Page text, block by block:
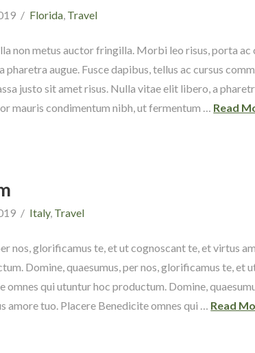
Florida, Travel
non metus auctor fringilla. Morbi leo risus, porta ac
pharetra augue. Fusce dapibus, tellus ac cursus
justo sit amet risus. Nulla vitae elit libero, a
mauris condimentum nibh, ut fermentum … Read
Italy, Travel
nos, glorificamus te, et ut cognoscant te, et virtus
Domine, quaesumus, per nos, glorificamus te, et
omnes qui utuntur hoc productum. Domine,
amore tuo. Placere Benedicite omnes qui … Read